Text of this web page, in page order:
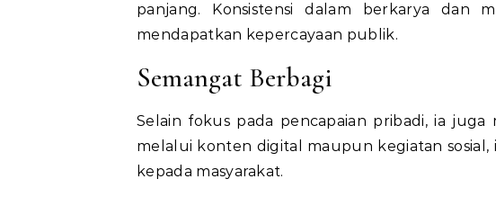
panjang. Konsistensi dalam berkarya dan
mendapatkan kepercayaan publik.
Semangat Berbagi
Selain fokus pada pencapaian pribadi, ia
melalui konten digital maupun kegiatan
kepada masyarakat.